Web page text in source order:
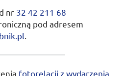
nr 32 42 211 68
pod adresem
fotorelacji z wydarzenia